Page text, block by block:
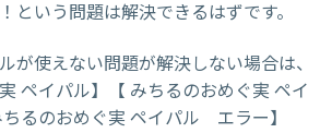
という問題は解決できるはずです。
が使えない問題が解決しない場合は、
ペイパル】【 みちるのおめぐ実 ペイ
るのおめぐ実 ペイパル エラー】